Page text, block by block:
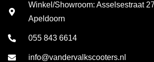
Winkel/Showroom: Asselsestraat
Apeldoorn
055 843 6614
info@vandervalkscooters.nl